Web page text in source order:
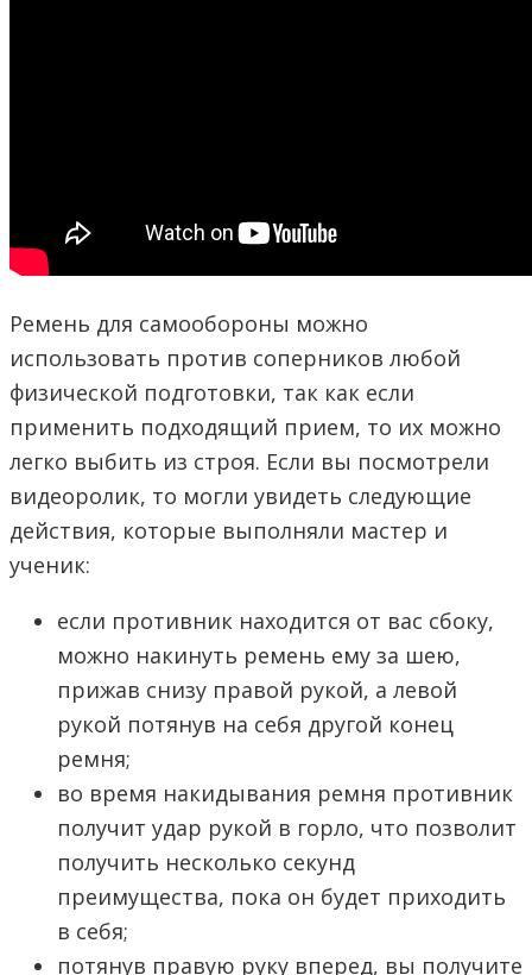
Ремень для самообороны можно
использовать против соперников любой
физической подготовки, так как если
применить подходящий прием, то их можно
легко выбить из строя. Если вы посмотрели
видеоролик, то могли увидеть следующие
действия, которые выполняли мастер и
ученик:
если противник находится от вас сбоку,
можно накинуть ремень ему за шею,
прижав снизу правой рукой, а левой
рукой потянув на себя другой конец
ремня;
во время накидывания ремня противник
получит удар рукой в горло, что позволит
получить несколько секунд
преимущества, пока он будет приходить
в себя;
потянув правую руку вперед, вы получите